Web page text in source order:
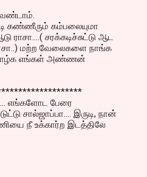
கண்ணீரும் கம்பலையுமா
ராசா....( சரக்கடிச்சுட்டு ஆட
மற்ற வேலைகளை நாங்க
எங்கள் அண்ணன்
எங்களோட பேரை
சால்ஜாப்பா.... இருடி, நான்
நீ உக்கார்ற இடத்திலே